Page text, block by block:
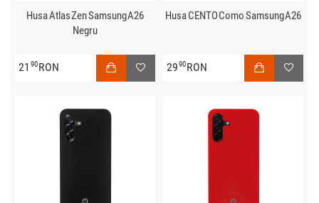
Husa Atlas Zen Samsung A26
Negru
21 90RON
Husa CENTO Como Samsung A26
2990RON